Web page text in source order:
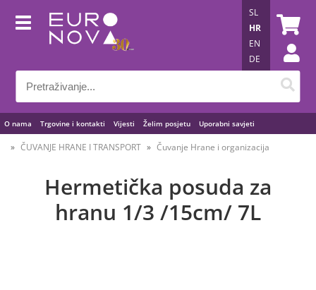
O nama Trgovine i kontakti Vijesti Želim posjetu Uporabni savjeti
SL
HR
EN
DE
ČUVANJE HRANE I TRANSPORT Čuvanje Hrane i organizacija
Hermetička posuda za
hranu 1/3 /15cm/ 7L